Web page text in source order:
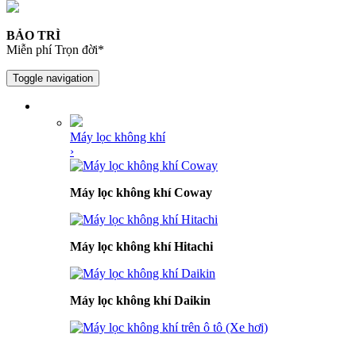
BẢO TRÌ
Miễn phí Trọn đời*
Toggle navigation
Máy lọc không khí
›
Máy lọc không khí Coway
Máy lọc không khí Hitachi
Máy lọc không khí Daikin